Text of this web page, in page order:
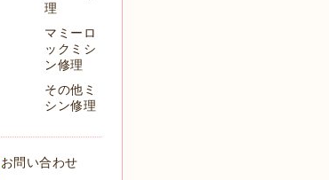
理
マミーロ
ックミシ
ン修理
その他ミ
シン修理
お問い合わせ